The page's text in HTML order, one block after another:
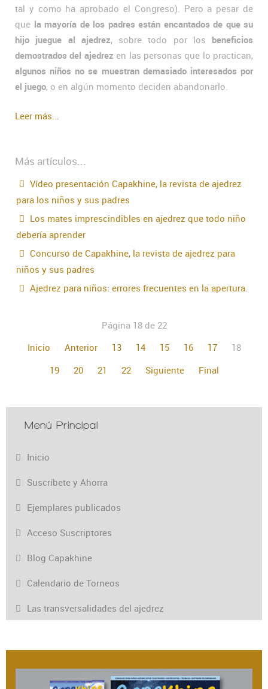
tal y como ha aprobado el Congreso). Pero a pesar de
que la mayoría de los padres están encantados de que su
hijo juegue al ajedrez, sobre todo por los beneficios
demostrados del ajedrez en las personas que lo practican,
algunos niños no se muestran demasiado interesados por
el juego, o en algún momento deciden abandonarlo.
Leer más...
Más artículos...
Vídeo presentación Capakhine, la revista de ajedrez
para los niños y sus padres
Los mates imprescindibles en ajedrez que todo niño
debería aprender
Concurso de Capakhine, la revista de ajedrez para
niños y sus padres
Ajedrez para niños: errores frecuentes en la apertura.
Página 18 de 22
Inicio
Anterior 13 14 15 16 17
18
19
20 21 22 Siguiente Final
Menú Principal
Inicio
Suscríbete y Ahorra
Ejemplares publicados
Acceso Suscriptores
Blog Capakhine
Calendario de Torneos
Las transversalidades del ajedrez